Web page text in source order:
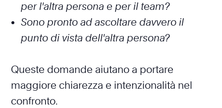
per l'altra persona e per il team?
Sono pronto ad ascoltare davvero il
punto di vista dell'altra persona?
Queste domande aiutano a portare
maggiore chiarezza e intenzionalità nel
confronto.